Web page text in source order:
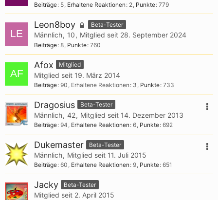
Beiträge 5 Erhaltene Reaktionen 2 Punkte 779
Leon8boy Beta-Tester
Männlich 10 Mitglied seit 28. September 2024
Beiträge 8 Punkte 760
Afox Mitglied
Mitglied seit 19. März 2014
Beiträge 90 Erhaltene Reaktionen 3 Punkte 733
Dragosius Beta-Tester
Männlich 42 Mitglied seit 14. Dezember 2013
Beiträge 94 Erhaltene Reaktionen 6 Punkte 692
Dukemaster Beta-Tester
Männlich Mitglied seit 11. Juli 2015
Beiträge 60 Erhaltene Reaktionen 9 Punkte 651
Jacky Beta-Tester
Mitglied seit 2. April 2015